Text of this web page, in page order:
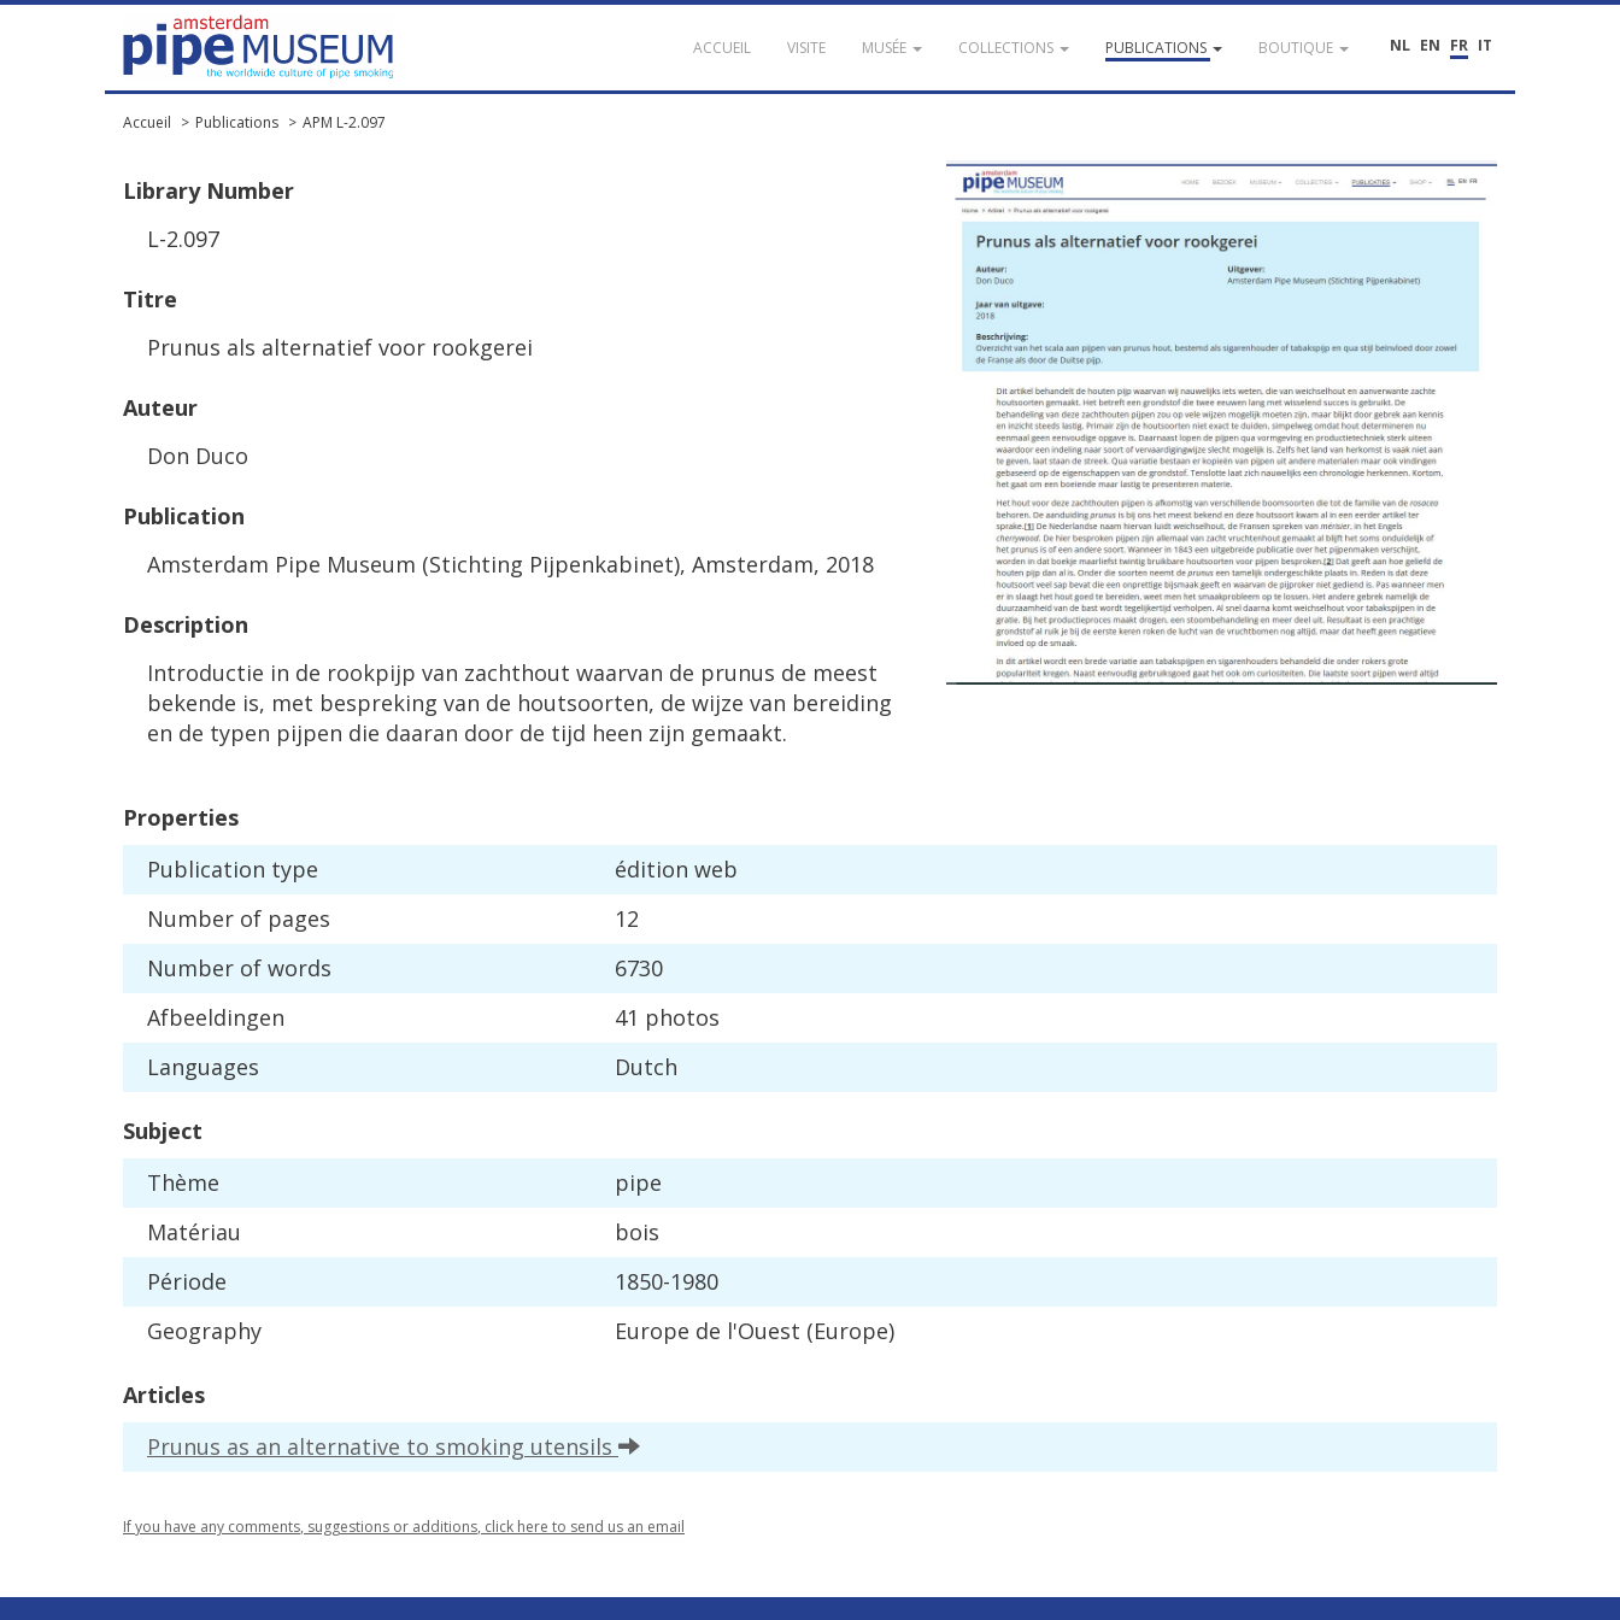
NL EN FR IT
ACCUEIL VISITE MUSÉE COLLECTIONS PUBLICATIONS BOUTIQUE
Accueil Publications APM L-2.097
Library Number
L-2.097
Titre
Prunus als alternatief voor rookgerei
Auteur
Don Duco
Publication
Amsterdam Pipe Museum (Stichting Pijpenkabinet), Amsterdam, 2018
Description
Introductie in de rookpijp van zachthout waarvan de prunus de meest
bekende is, met bespreking van de houtsoorten, de wijze van bereiding
en de typen pijpen die daaran door de tijd heen zijn gemaakt.
Properties
Publication type édition web
Number of pages
12
Number of words
6730
Afbeeldingen
41 photos
Languages
Dutch
Subject
Thème
pipe
Matériau
bois
Période 1850-1980
Geography
Europe de l'Ouest (Europe)
Articles
Prunus as an alternative to smoking utensils
Ifyou have any comments, suggestions or additions, click here to send us an email